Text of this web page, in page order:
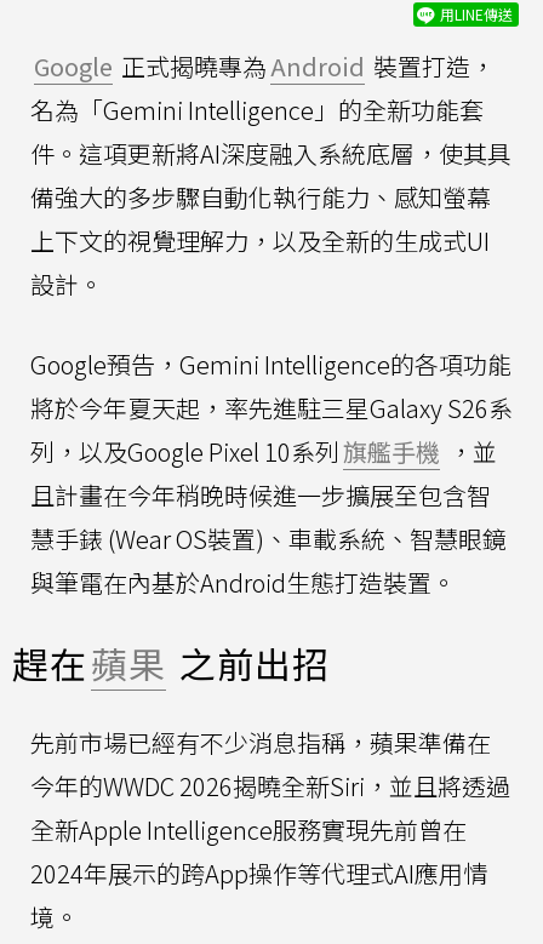
用LINE傳送
Google 正式揭曉專為Android 裝置打造，
名為「Gemini Intelligence」的全新功能套
件。這項更新將AI深度融入系統底層，使其具
備強大的多步驟自動化執行能力、感知螢幕
上下文的視覺理解力，以及全新的生成式UI
設計。
Google預告，Gemini Intelligence的各項功能
將於今年夏天起，率先進駐三星Galaxy S26系
列，以及Google Pixel 10系列旗艦手機 ，並
且計畫在今年稍晚時候進一步擴展至包含智
慧手錶 (Wear OS裝置)、車載系統、智慧眼鏡
與筆電在內基於Android生態打造裝置。
趕在蘋果 之前出招
先前市場已經有不少消息指稱，蘋果準備在
今年的WWDC 2026揭曉全新Siri，並且將透過
全新Apple Intelligence服務實現先前曾在
2024年展示的跨App操作等代理式AI應用情
境。